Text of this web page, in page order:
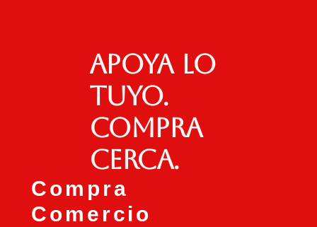
Apoya lo
tuyo.
Compra
cerca.
Compra
Comercio